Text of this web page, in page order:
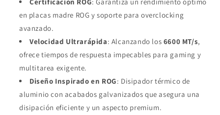
en placas madre ROG y soporte para overclocking
avanzado.
Velocidad Ultrarápida: Alcanzando los 6600 MT/s,
ofrece tiempos de respuesta impecables para gaming y
multitarea exigente.
Diseño Inspirado en ROG: Disipador térmico de
aluminio con acabados galvanizados que asegura una
disipación eficiente y un aspecto premium.